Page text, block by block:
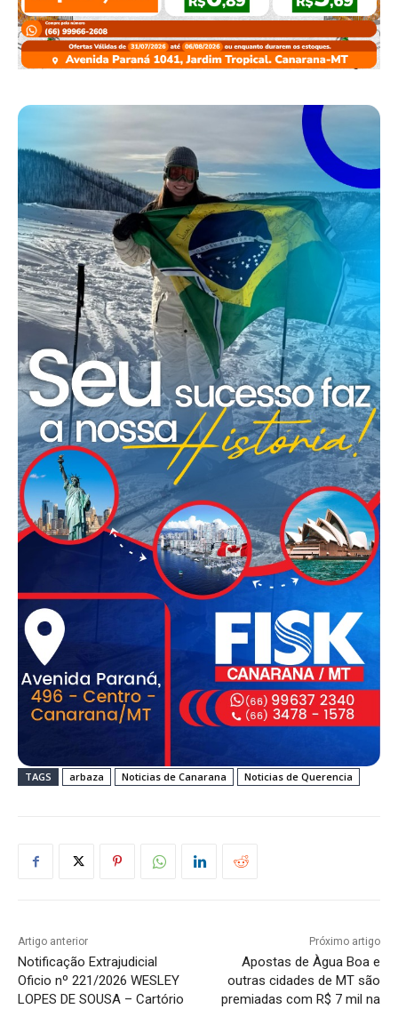
TAGS arbaza Noticias de Canarana Noticias de Querencia
Artigo anterior
Notificação Extrajudicial
Oficio nº 221/2026 WESLEY
LOPES DE SOUSA – Cartório
Próximo artigo
Apostas de Àgua Boa e
outras cidades de MT são
premiadas com R$ 7 mil na